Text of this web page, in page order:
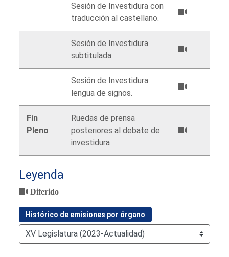
Sesión de Investidura con
traducción al castellano.
Sesión de Investidura
subtitulada.
Sesión de Investidura
lengua de signos.
Fin
Pleno
Ruedas de prensa
posteriores al debate de
investidura
Leyenda
Diferido
Histórico de emisiones por órgano